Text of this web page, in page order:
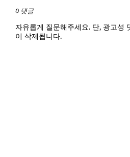
0 댓글
자유롭게 질문해주세요. 단, 광고성
이 삭제됩니다.